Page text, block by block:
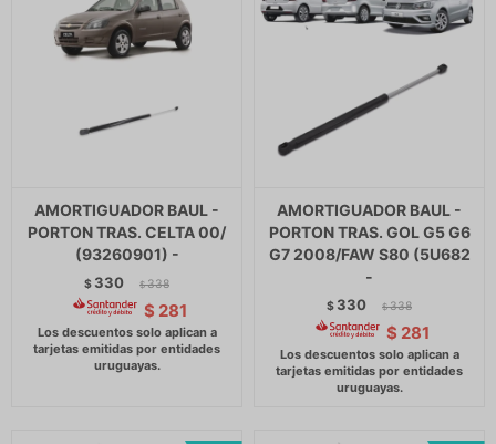
AMORTIGUADOR BAUL -
PORTON TRAS. CELTA 00/
(93260901) -
$ 330 $ 338
$ 281
AMORTIGUADOR BAUL -
PORTON TRAS. GOL G5 G6
G7 2008/FAW S80 (5U682
-
$ 330 $ 338
$ 281